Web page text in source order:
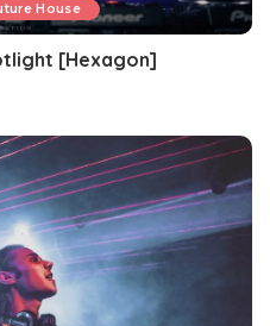
House
[Hexagon]